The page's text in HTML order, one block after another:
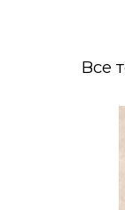
Все